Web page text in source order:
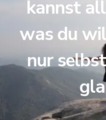
kannst
was du
nur